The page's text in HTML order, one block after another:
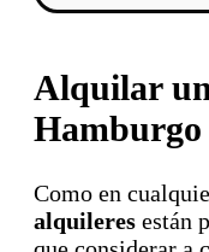
Alquilar
Hamburgo
Como en
alquileres están